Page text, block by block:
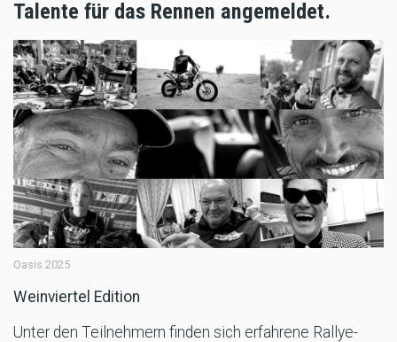
Talente für das Rennen angemeldet.
Oasis 2025
Weinviertel Edition
Unter den Teilnehmern finden sich erfahrene Rallye-